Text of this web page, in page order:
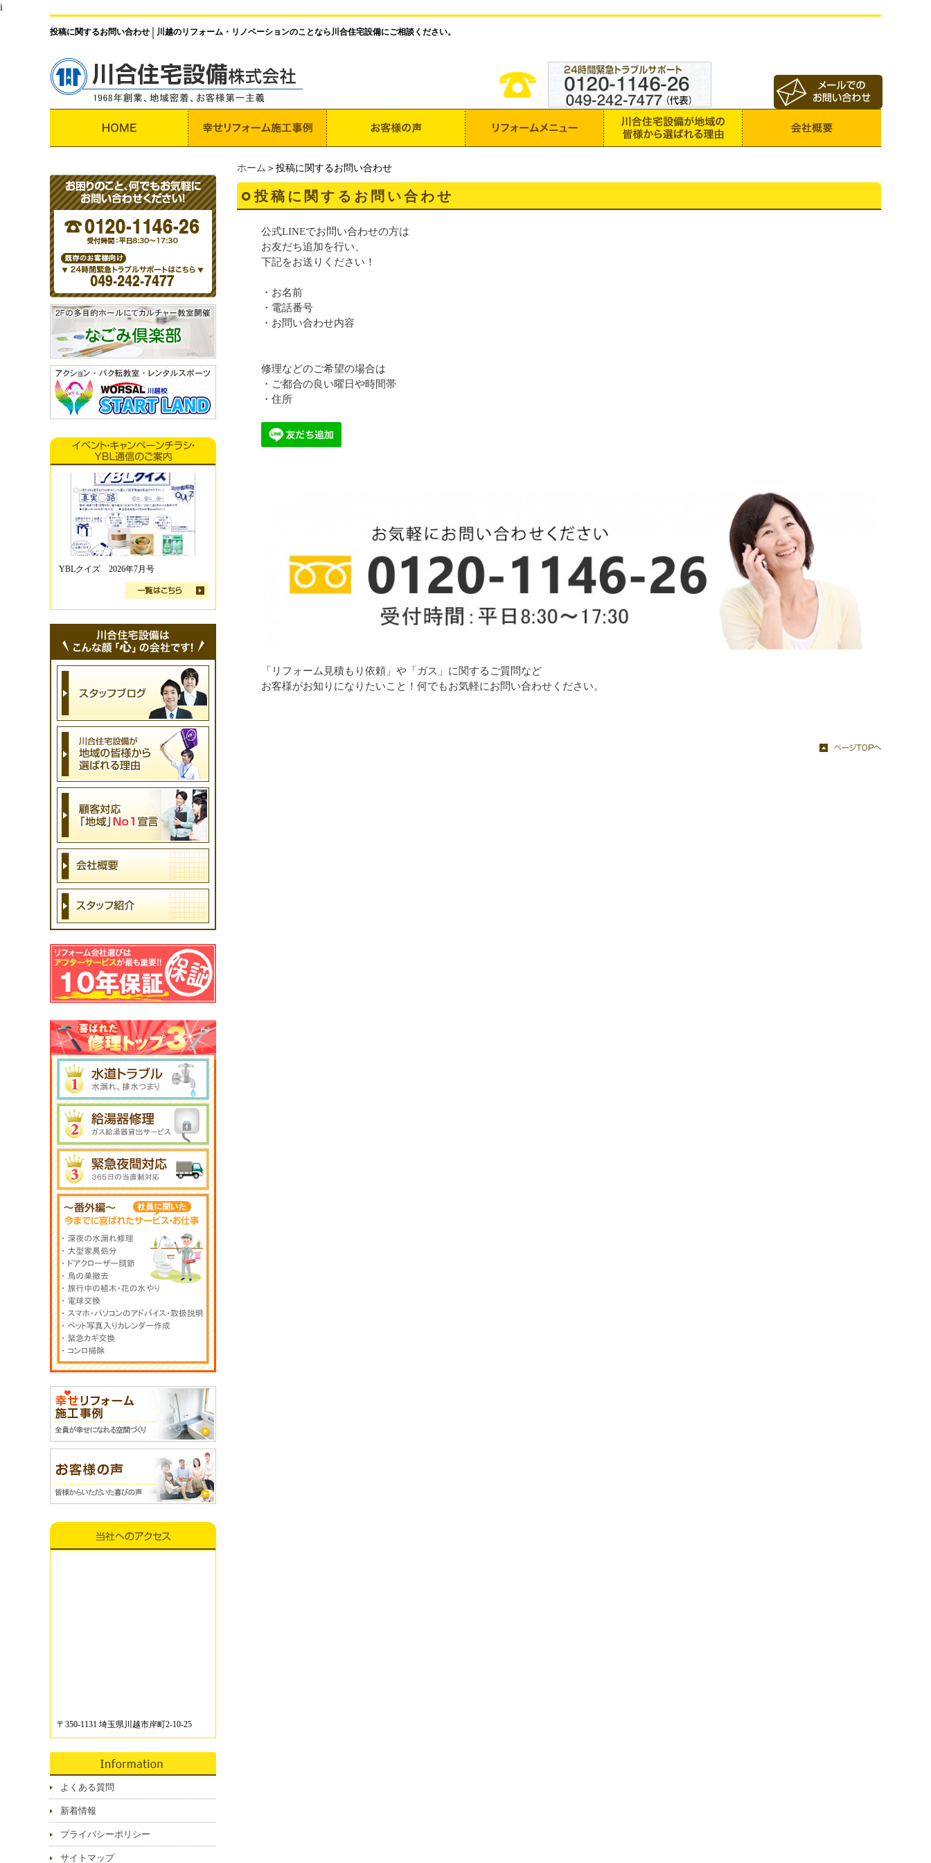
i
投稿に関するお問い合わせ 川越のリフォーム・リノベーションのことなら川合住宅設備にご相談ください。
ホーム ＞投稿に関するお問い合わせ
投稿に関するお問い合わせ
公式LINEでお問い合わせの方は
お友だち追加を行い、
下記をお送りください！
・お名前
・電話番号
・お問い合わせ内容
修理などのご希望の場合は
・ご都合の良い曜日や時間帯
・住所
「リフォーム見積もり依頼」や「ガス」に関するご質問など
お客様がお知りになりたいこと！何でもお気軽にお問い合わせください。
YBLクイズ 2026年7月号
〒350-1131 埼玉県川越市岸町2-10-25
よくある質問
新着情報
プライバシーポリシー
サイトマップ